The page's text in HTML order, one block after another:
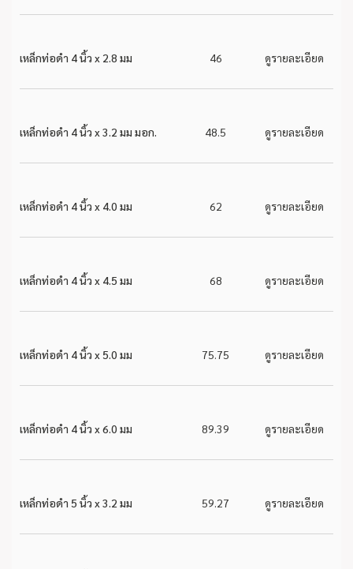
เหล็กท่อดำ 4 นิ้ว x 2.8 มม 46 ดูรายละเอียด
เหล็กท่อดำ 4 นิ้ว x 3.2 มม มอก. 48.5 ดูรายละเอียด
เหล็กท่อดำ 4 นิ้ว x 4.0 มม 62 ดูรายละเอียด
เหล็กท่อดำ 4 นิ้ว x 4.5 มม 68 ดูรายละเอียด
เหล็กท่อดำ 4 นิ้ว x 5.0 มม 75.75 ดูรายละเอียด
เหล็กท่อดำ 4 นิ้ว x 6.0 มม 89.39 ดูรายละเอียด
เหล็กท่อดำ 5 นิ้ว x 3.2 มม 59.27 ดูรายละเอียด